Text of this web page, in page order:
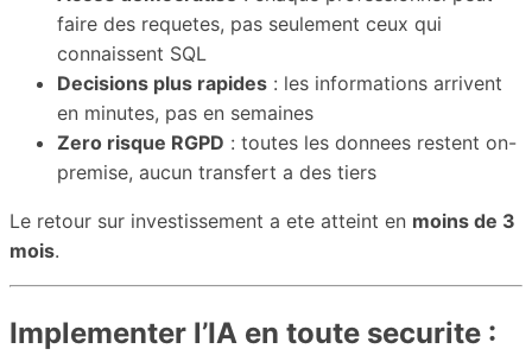
faire des requetes, pas seulement ceux qui
connaissent SQL
Decisions plus rapides : les informations arrivent
en minutes, pas en semaines
Zero risque RGPD : toutes les donnees restent on-
premise, aucun transfert a des tiers
Le retour sur investissement a ete atteint en moins de 3
mois.
Implementer l’IA en toute securite :